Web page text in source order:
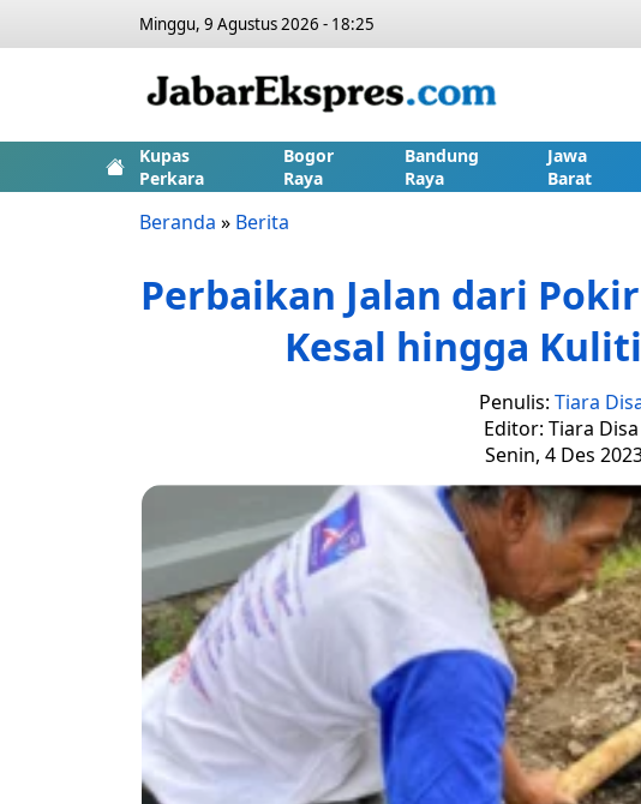
Minggu, 9 Agustus 2026 - 18:25
Kupas
Perkara
Bogor
Raya
Bandung
Raya
Jawa
Barat
Beranda » Berita
Perbaikan Jalan dari
Kesal hingga
Penulis: Tiara
Editor: Tiara
Senin, 4 Des